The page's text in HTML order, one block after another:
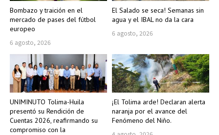
Bombazo y traición en el
mercado de pases del fútbol
europeo
6 agosto, 2026
El Salado se seca! Semanas sin
agua y el IBAL no da la cara
6 agosto, 2026
UNIMINUTO Tolima-Huila
presentó su Rendición de
Cuentas 2026, reafirmando su
compromiso con la
¡El Tolima arde! Declaran alerta
naranja por el avance del
Fenómeno del Niño.